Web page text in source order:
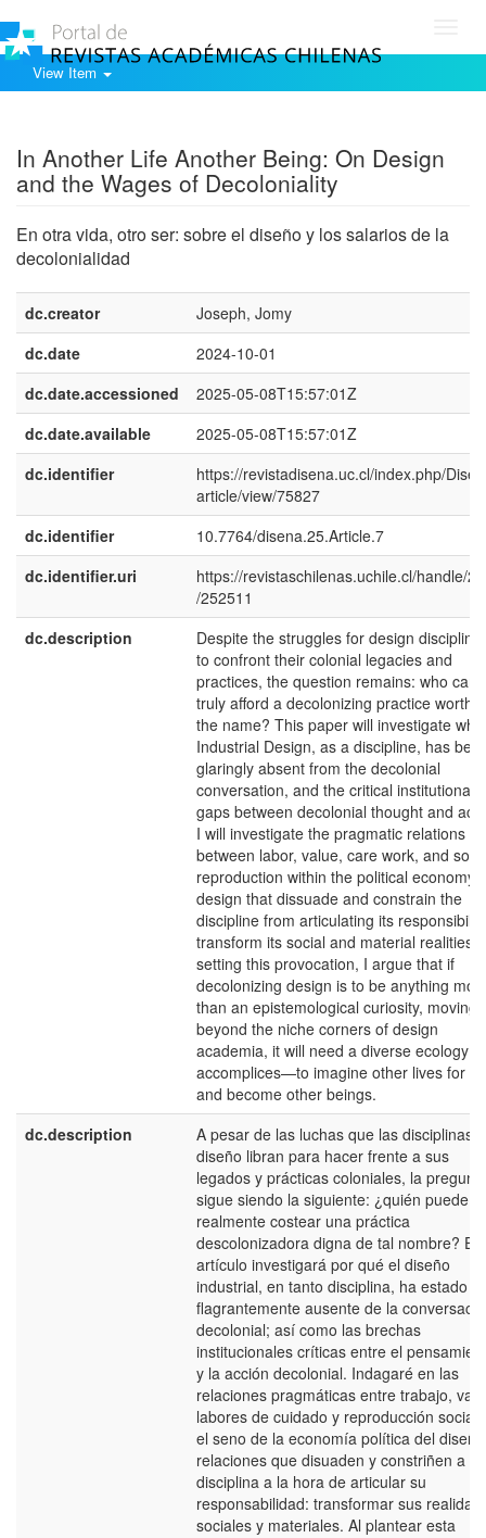
View Item
In Another Life Another Being: On Design
and the Wages of Decoloniality
En otra vida, otro ser: sobre el diseño y los salarios de la
decolonialidad
dc.creator
Joseph, Jomy
dc.date
2024-10-01
dc.date.accessioned
2025-05-08T15:57:01Z
dc.date.available
2025-05-08T15:57:01Z
dc.identifier
https://revistadisena.uc.cl/index.php/
article/view/75827
dc.identifier
10.7764/disena.25.Article.7
dc.identifier.uri
https://revistaschilenas.uchile.cl/handle/
/252511
dc.description
Despite the struggles for design
to confront their colonial legacies and
practices, the question remains: who can
truly afford a decolonizing practice worthy
the name? This paper will investigate why
Industrial Design, as a discipline, has
glaringly absent from the decolonial
conversation, and the critical institutional
gaps between decolonial thought and
I will investigate the pragmatic relations
between labor, value, care work, and
reproduction within the political economy
design that dissuade and constrain the
discipline from articulating its
transform its social and material realities.
setting this provocation, I argue that if
decolonizing design is to be anything
than an epistemological curiosity, moving
beyond the niche corners of design
academia, it will need a diverse ecology of
accomplices—to imagine other lives for
and become other beings.
dc.description
A pesar de las luchas que las disciplinas
diseño libran para hacer frente a sus
legados y prácticas coloniales, la
sigue siendo la siguiente: ¿quién puede
realmente costear una práctica
descolonizadora digna de tal nombre?
artículo investigará por qué el diseño
industrial, en tanto disciplina, ha estado
flagrantemente ausente de la
decolonial; así como las brechas
institucionales críticas entre el
y la acción decolonial. Indagaré en las
relaciones pragmáticas entre trabajo,
labores de cuidado y reproducción social
el seno de la economía política del
relaciones que disuaden y constriñen a la
disciplina a la hora de articular su
responsabilidad: transformar sus
sociales y materiales. Al plantear esta